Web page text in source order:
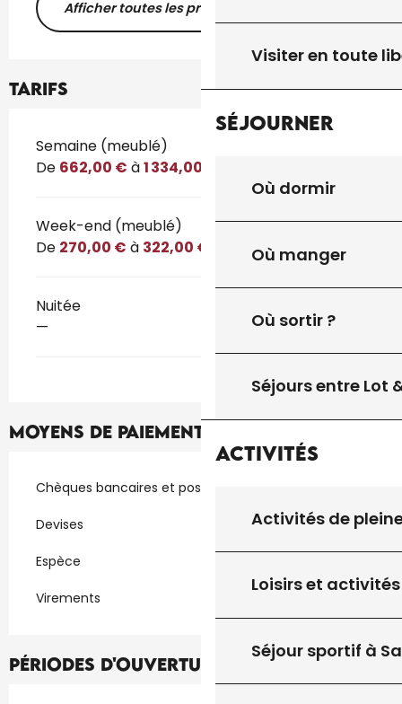
Visiter en toute
Séjourner
Où dormir
Où manger
Où sortir ?
Séjours entre Lot
Activités
Activités de
Loisirs et activités
Séjour sportif à
Afficher toutes les prestations
Tarifs
Tarifs 2026
Semaine (meublé)
De 662,00 € à1 334,00 €
Week-end (meublé)
De 270,00 € à 322,00 €
Nuitée
—
Moyens de paiement
Chèques bancaires et postaux
Devises
Espèce
Virements
Périodes d'ouverture